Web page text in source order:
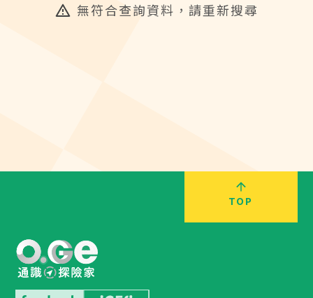
無符合查詢資料，請重新搜尋
TOP